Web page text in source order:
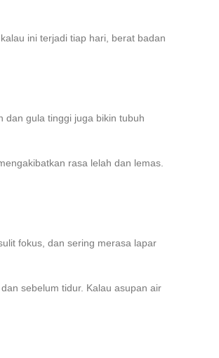
ini terjadi tiap hari, berat badan
dan gula tinggi juga bikin tubuh
rasa lelah dan lemas.
fokus, dan sering merasa lapar
sebelum tidur. Kalau asupan air